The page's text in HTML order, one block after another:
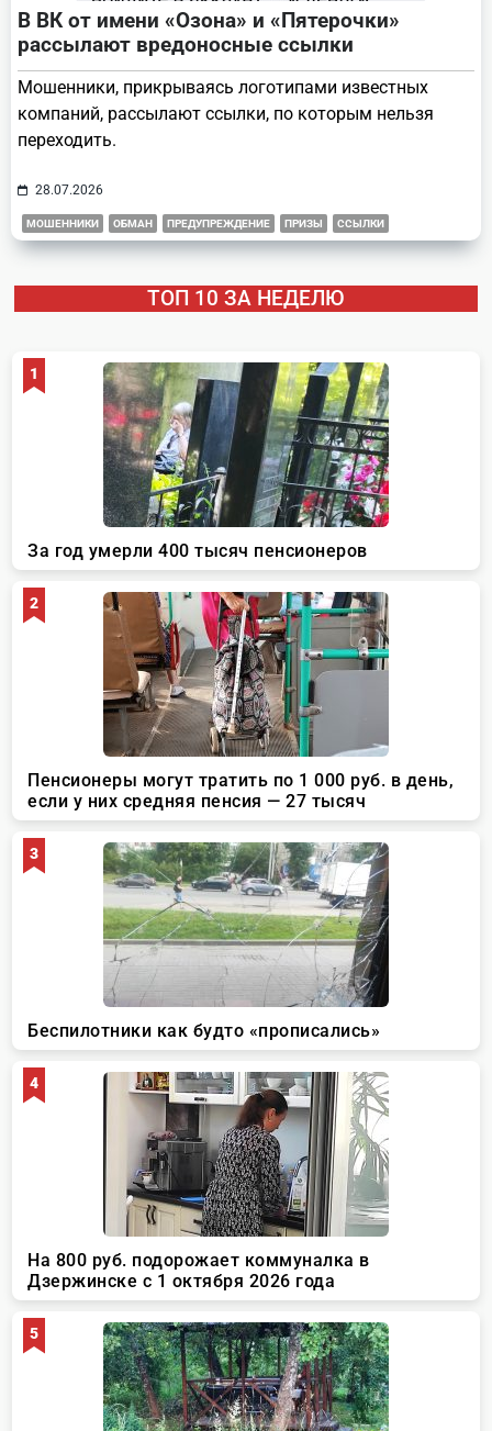
В ВК от имени «Озона» и «Пятерочки»
рассылают вредоносные ссылки
Мошенники, прикрываясь логотипами известных
компаний, рассылают ссылки, по которым нельзя
переходить.
28.07.2026
МОШЕННИКИ ОБМАН ПРЕДУПРЕЖДЕНИЕ ПРИЗЫ ССЫЛКИ
ТОП 10 ЗА НЕДЕЛЮ